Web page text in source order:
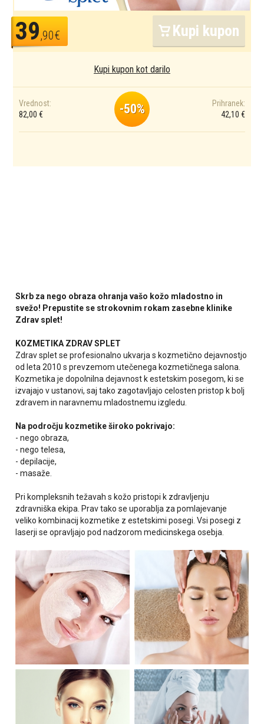
39,90€ Kupi kupon
Kupi kupon kot darilo
Vrednost:
82,00 €
-50%
Prihranek:
42,10 €
Skrb za nego obraza ohranja vašo kožo mladostno in
svežo! Prepustite se strokovnim rokam zasebne klinike
Zdrav splet!
KOZMETIKA ZDRAV SPLET
Zdrav splet se profesionalno ukvarja s kozmetično dejavnostjo
od leta 2010 s prevzemom utečenega kozmetičnega salona.
Kozmetika je dopolnilna dejavnost k estetskim posegom, ki se
izvajajo v ustanovi, saj tako zagotavljajo celosten pristop k bolj
zdravem in naravnemu mladostnemu izgledu.
Na področju kozmetike široko pokrivajo:
- nego obraza,
- nego telesa,
- depilacije,
- masaže.
Pri kompleksnih težavah s kožo pristopi k zdravljenju
zdravniška ekipa. Prav tako se uporablja za pomlajevanje
veliko kombinacij kozmetike z estetskimi posegi. Vsi posegi z
laserji se opravljajo pod nadzorom medicinskega osebja.